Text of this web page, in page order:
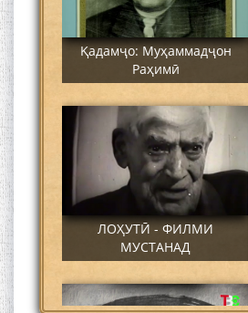
Қадамҷо: Муҳаммадҷон
Раҳимӣ
ЛОҲУТӢ - ФИЛМИ
МУСТАНАД